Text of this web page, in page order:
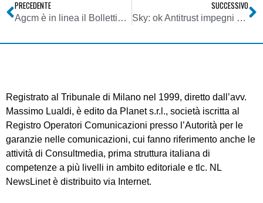
PRECEDENTE
Agcm è in linea il Bollettino 11/2010
SUCCESSIVO
Sky: ok Antitrust impegni Mediaset-Mondadori su spot comparativi
Registrato al Tribunale di Milano nel 1999, diretto dall’avv.
Massimo Lualdi, è edito da Planet s.r.l., società iscritta al
Registro Operatori Comunicazioni presso l’Autorità per le
garanzie nelle comunicazioni, cui fanno riferimento anche le
attività di Consultmedia, prima struttura italiana di
competenze a più livelli in ambito editoriale e tlc. NL
NewsLinet è distribuito via Internet.